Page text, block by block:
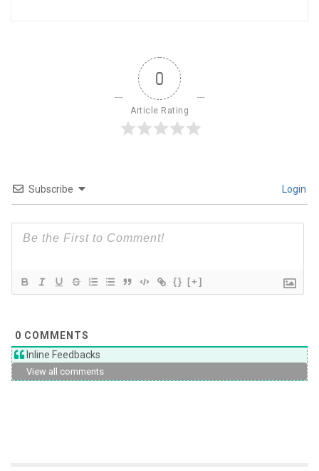
0
Article Rating
Subscribe Login
{} [+]
0 COMMENTS
Inline Feedbacks
View all comments